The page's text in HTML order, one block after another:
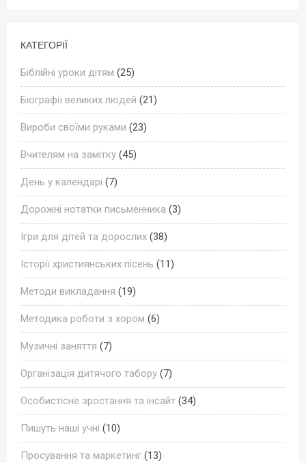
КАТЕГОРІЇ
Біблійні уроки дітям (25)
Біографії великих людей (21)
Вироби своїми руками (23)
Вчителям на замітку (45)
День у календарі (7)
Дорожні нотатки письменника (3)
Ігри для дітей та дорослих (38)
Історії християнських пісень (11)
Методи викладання (19)
Методика роботи з хором (6)
Музичні заняття (7)
Організація дитячого табору (7)
Особистісне зростання та інсайт (34)
Пишуть наші учні (10)
Просування та маркетинг (13)